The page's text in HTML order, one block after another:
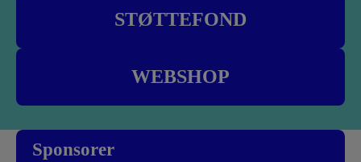
STØTTEFOND
WEBSHOP
Sponsorer